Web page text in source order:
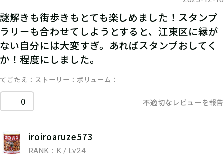
謎解きも街歩きもとても楽しめました！スタンプ
ラリーも合わせてしようとすると、江東区に縁が
ない自分には大変すぎ。あればスタンプおしてく
か！程度にしました。
てごたえ ストーリー ボリューム
0 不適切なレビューを報告
iroiroaruze573
RANK：K / Lv.24